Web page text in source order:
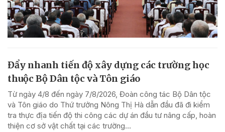
Đẩy nhanh tiến độ xây dựng các trường học
thuộc Bộ Dân tộc và Tôn giáo
Từ ngày 4/8 đến ngày 7/8/2026, Đoàn công tác Bộ Dân tộc
và Tôn giáo do Thứ trưởng Nông Thị Hà dẫn đầu đã đi kiểm
tra thực địa tiến độ thi công các dự án đầu tư nâng cấp, hoàn
thiện cơ sở vật chất tại các trường...